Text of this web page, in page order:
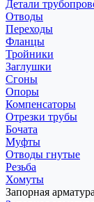
Детали
Отводы
Переходы
Фланцы
Тройники
Заглушки
Сгоны
Опоры
Компенсаторы
Отрезки трубы
Бочата
Муфты
Отводы гнутые
Резьба
Хомуты
Запорная арматура